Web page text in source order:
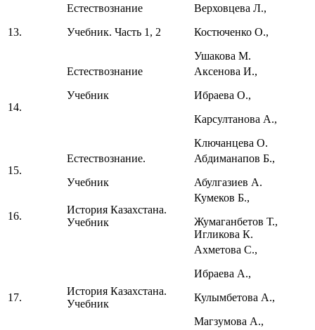
13.
Естествознание
Учебник. Часть 1, 2
Верховцева Л.,
Костюченко О.,
Ушакова М.
14.
Естествознание
Учебник
Аксенова И.,
Ибраева О.,
Карсултанова А.,
Ключанцева О.
15.
Естествознание.
Учебник
Абдиманапов Б.,
Абулгазиев А.
16.
История Казахстана.
Учебник
Кумеков Б.,
Жумаганбетов Т.,
Игликова К.
17.
История Казахстана.
Учебник
Ахметова С.,
Ибраева А.,
Кулымбетова А.,
Магзумова А.,